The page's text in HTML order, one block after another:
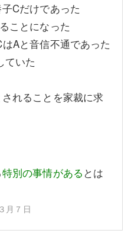
Cだけであった
ことになった
Aと音信不通であった
ていた
れることを家裁に求
特別の事情がある とは
月７日